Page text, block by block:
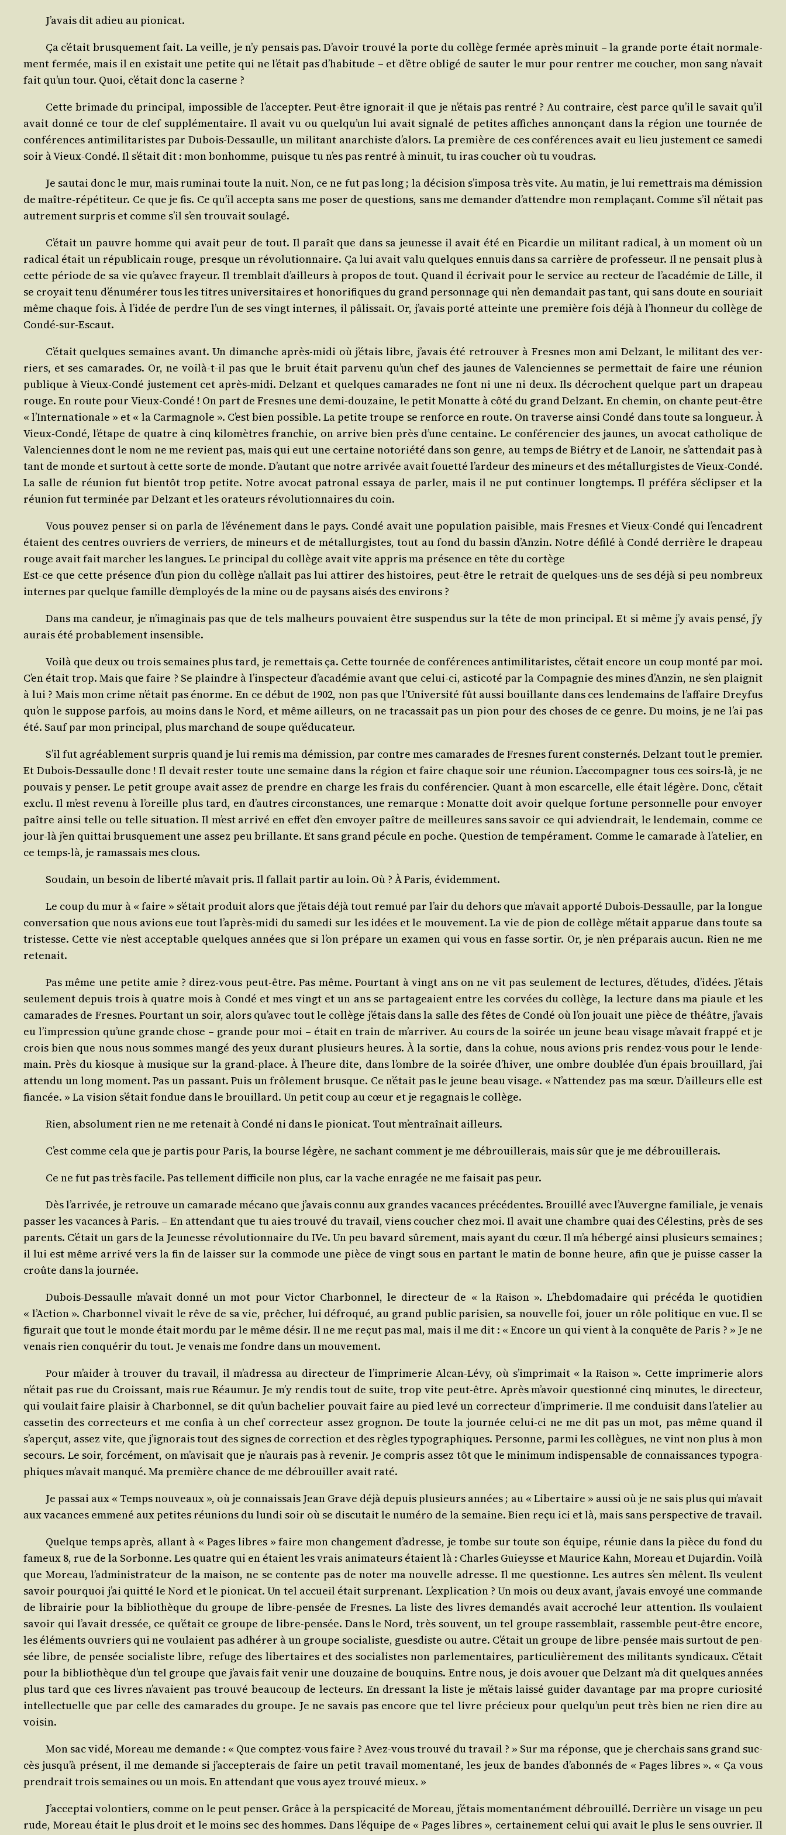
J’avais dit adieu au pionicat.
Ça c’était brus­que­ment fait. La veille, je n’y pen­sais pas. D’avoir trou­vé la porte du col­lège fer­mée après minuit – la grande porte était nor­ma­le­
ment fer­mée, mais il en exis­tait une petite qui ne l’était pas d’habitude – et d’être obli­gé de sau­ter le mur pour ren­trer me cou­cher, mon sang n’avait
fait qu’un tour. Quoi, c’était donc la caserne ?
Cette bri­made du prin­ci­pal, impos­sible de l’accepter. Peut-être igno­rait-il que je n’étais pas ren­tré ? Au contraire, c’est parce qu’il le savait qu’il
avait don­né ce tour de clef sup­plé­men­taire. Il avait vu ou quelqu’un lui avait signa­lé de petites affiches annon­çant dans la région une tour­née de
confé­rences anti­mi­li­ta­ristes par Dubois-Des­saulle, un mili­tant anar­chiste d’alors. La pre­mière de ces confé­rences avait eu lieu jus­te­ment ce same­di
soir à Vieux-Condé. Il s’était dit : mon bon­homme, puisque tu n’es pas ren­tré à minuit, tu iras cou­cher où tu voudras.
Je sau­tai donc le mur, mais rumi­nai toute la nuit. Non, ce ne fut pas long ; la déci­sion s’imposa très vite. Au matin, je lui remet­trais ma démis­sion
de maître-répé­ti­teur. Ce que je fis. Ce qu’il accep­ta sans me poser de ques­tions, sans me deman­der d’attendre mon rem­pla­çant. Comme s’il n’était pas
autre­ment sur­pris et comme s’il s’en trou­vait soulagé.
C’était un pauvre homme qui avait peur de tout. Il paraît que dans sa jeu­nesse il avait été en Picar­die un mili­tant radi­cal, à un moment où un
radi­cal était un répu­bli­cain rouge, presque un révo­lu­tion­naire. Ça lui avait valu quelques ennuis dans sa car­rière de pro­fes­seur. Il ne pen­sait plus à
cette période de sa vie qu’avec frayeur. Il trem­blait d’ailleurs à pro­pos de tout. Quand il écri­vait pour le ser­vice au rec­teur de l’académie de Lille, il
se croyait tenu d’énumérer tous les titres uni­ver­si­taires et hono­ri­fiques du grand per­son­nage qui n’en deman­dait pas tant, qui sans doute en sou­riait
même chaque fois. À l’idée de perdre l’un de ses vingt internes, il pâlis­sait. Or, j’avais por­té atteinte une pre­mière fois déjà à l’honneur du col­lège de
Condé-sur-Escaut.
C’était quelques semaines avant. Un dimanche après-midi où j’étais libre, j’avais été retrou­ver à Fresnes mon ami Del­zant, le mili­tant des ver­
riers, et ses cama­rades. Or, ne voi­là-t-il pas que le bruit était par­ve­nu qu’un chef des jaunes de Valen­ciennes se per­met­tait de faire une réunion
publique à Vieux-Condé jus­te­ment cet après-midi. Del­zant et quelques cama­rades ne font ni une ni deux. Ils décrochent quelque part un dra­peau
rouge. En route pour Vieux-Condé ! On part de Fresnes une demi-dou­zaine, le petit Monatte à côté du grand Del­zant. En che­min, on chante peut-être
« l’Internationale » et « la Car­ma­gnole ». C’est bien pos­sible. La petite troupe se ren­force en route. On tra­verse ain­si Condé dans toute sa lon­gueur. À
Vieux-Condé, l’étape de quatre à cinq kilo­mètres fran­chie, on arrive bien près d’une cen­taine. Le confé­ren­cier des jaunes, un avo­cat catho­lique de
Valen­ciennes dont le nom ne me revient pas, mais qui eut une cer­taine noto­rié­té dans son genre, au temps de Bié­try et de Lanoir, ne s’attendait pas à
tant de monde et sur­tout à cette sorte de monde. D’autant que notre arri­vée avait fouet­té l’ardeur des mineurs et des métal­lur­gistes de Vieux-Condé.
La salle de réunion fut bien­tôt trop petite. Notre avo­cat patro­nal essaya de par­ler, mais il ne put conti­nuer long­temps. Il pré­fé­ra s’éclipser et la
réunion fut ter­mi­née par Del­zant et les ora­teurs révo­lu­tion­naires du coin.
Vous pou­vez pen­ser si on par­la de l’événement dans le pays. Condé avait une popu­la­tion pai­sible, mais Fresnes et Vieux-Condé qui l’encadrent
étaient des centres ouvriers de ver­riers, de mineurs et de métal­lur­gistes, tout au fond du bas­sin d’Anzin. Notre défi­lé à Condé der­rière le dra­peau
rouge avait fait mar­cher les langues. Le prin­ci­pal du col­lège avait vite appris ma pré­sence en tête du cortège
Est-ce que cette pré­sence d’un pion du col­lège n’allait pas lui atti­rer des his­toires, peut-être le retrait de quelques-uns de ses déjà si peu nom­breux
internes par quelque famille d’employés de la mine ou de pay­sans aisés des environs ?
Dans ma can­deur, je n’imaginais pas que de tels mal­heurs pou­vaient être sus­pen­dus sur la tête de mon prin­ci­pal. Et si même j’y avais pen­sé, j’y
aurais été pro­ba­ble­ment insensible.
Voi­là que deux ou trois semaines plus tard, je remet­tais ça. Cette tour­née de confé­rences anti­mi­li­ta­ristes, c’était encore un coup mon­té par moi.
C’en était trop. Mais que faire ? Se plaindre à l’inspecteur d’académie avant que celui-ci, asti­co­té par la Com­pa­gnie des mines d’Anzin, ne s’en plai­gnit
à lui ? Mais mon crime n’était pas énorme. En ce début de 1902, non pas que l’Université fût aus­si bouillante dans ces len­de­mains de l’affaire Drey­fus
qu’on le sup­pose par­fois, au moins dans le Nord, et même ailleurs, on ne tra­cas­sait pas un pion pour des choses de ce genre. Du moins, je ne l’ai pas
été. Sauf par mon prin­ci­pal, plus mar­chand de soupe qu’éducateur.
S’il fut agréa­ble­ment sur­pris quand je lui remis ma démis­sion, par contre mes cama­rades de Fresnes furent conster­nés. Del­zant tout le pre­mier.
Et Dubois-Des­saulle donc ! Il devait res­ter toute une semaine dans la région et faire chaque soir une réunion. L’accompagner tous ces soirs-là, je ne
pou­vais y pen­ser. Le petit groupe avait assez de prendre en charge les frais du confé­ren­cier. Quant à mon escar­celle, elle était légère. Donc, c’était
exclu. Il m’est reve­nu à l’oreille plus tard, en d’autres cir­cons­tances, une remarque : Monatte doit avoir quelque for­tune per­son­nelle pour envoyer
paître ain­si telle ou telle situa­tion. Il m’est arri­vé en effet d’en envoyer paître de meilleures sans savoir ce qui advien­drait, le len­de­main, comme ce
jour-là j’en quit­tai brus­que­ment une assez peu brillante. Et sans grand pécule en poche. Ques­tion de tem­pé­ra­ment. Comme le cama­rade à l’atelier, en
ce temps-là, je ramas­sais mes clous.
Sou­dain, un besoin de liber­té m’avait pris. Il fal­lait par­tir au loin. Où ? À Paris, évidemment.
Le coup du mur à « faire » s’était pro­duit alors que j’étais déjà tout remué par l’air du dehors que m’avait appor­té Dubois-Des­saulle, par la longue
conver­sa­tion que nous avions eue tout l’après-midi du same­di sur les idées et le mou­ve­ment. La vie de pion de col­lège m’était appa­rue dans toute sa
tris­tesse. Cette vie n’est accep­table quelques années que si l’on pré­pare un exa­men qui vous en fasse sor­tir. Or, je n’en pré­pa­rais aucun. Rien ne me
retenait.
Pas même une petite amie ? direz-vous peut-être. Pas même. Pour­tant à vingt ans on ne vit pas seule­ment de lec­tures, d’études, d’idées. J’étais
seule­ment depuis trois à quatre mois à Condé et mes vingt et un ans se par­ta­geaient entre les cor­vées du col­lège, la lec­ture dans ma piaule et les
cama­rades de Fresnes. Pour­tant un soir, alors qu’avec tout le col­lège j’étais dans la salle des fêtes de Condé où l’on jouait une pièce de théâtre, j’avais
eu l’impression qu’une grande chose – grande pour moi – était en train de m’arriver. Au cours de la soi­rée un jeune beau visage m’avait frap­pé et je
crois bien que nous nous sommes man­gé des yeux durant plu­sieurs heures. À la sor­tie, dans la cohue, nous avions pris ren­dez-vous pour le len­de­
main. Près du kiosque à musique sur la grand-place. À l’heure dite, dans l’ombre de la soi­rée d’hiver, une ombre dou­blée d’un épais brouillard, j’ai
atten­du un long moment. Pas un pas­sant. Puis un frô­le­ment brusque. Ce n’était pas le jeune beau visage. « N’attendez pas ma sœur. D’ailleurs elle est
fian­cée. » La vision s’était fon­due dans le brouillard. Un petit coup au cœur et je rega­gnais le collège.
Rien, abso­lu­ment rien ne me rete­nait à Condé ni dans le pio­ni­cat. Tout m’entraînait ailleurs.
C’est comme cela que je par­tis pour Paris, la bourse légère, ne sachant com­ment je me débrouille­rais, mais sûr que je me débrouillerais.
Ce ne fut pas très facile. Pas tel­le­ment dif­fi­cile non plus, car la vache enra­gée ne me fai­sait pas peur.
Dès l’arrivée, je retrouve un cama­rade méca­no que j’avais connu aux grandes vacances pré­cé­dentes. Brouillé avec l’Auvergne fami­liale, je venais
pas­ser les vacances à Paris. – En atten­dant que tu aies trou­vé du tra­vail, viens cou­cher chez moi. Il avait une chambre quai des Céles­tins, près de ses
parents. C’était un gars de la Jeu­nesse révo­lu­tion­naire du IVe. Un peu bavard sûre­ment, mais ayant du cœur. Il m’a héber­gé ain­si plu­sieurs semaines ;
il lui est même arri­vé vers la fin de lais­ser sur la com­mode une pièce de vingt sous en par­tant le matin de bonne heure, afin que je puisse cas­ser la
croûte dans la journée.
Dubois-Des­saulle m’avait don­né un mot pour Vic­tor Char­bon­nel, le direc­teur de « la Rai­son ». L’hebdomadaire qui pré­cé­da le quo­ti­dien
« l’Action ». Char­bon­nel vivait le rêve de sa vie, prê­cher, lui défro­qué, au grand public pari­sien, sa nou­velle foi, jouer un rôle poli­tique en vue. Il se
figu­rait que tout le monde était mor­du par le même désir. Il ne me reçut pas mal, mais il me dit : « Encore un qui vient à la conquête de Paris ? » Je ne
venais rien conqué­rir du tout. Je venais me fondre dans un mouvement.
Pour m’aider à trou­ver du tra­vail, il m’adressa au direc­teur de l’imprimerie Alcan-Lévy, où s’imprimait « la Rai­son ». Cette impri­me­rie alors
n’était pas rue du Crois­sant, mais rue Réau­mur. Je m’y ren­dis tout de suite, trop vite peut-être. Après m’avoir ques­tion­né cinq minutes, le direc­teur,
qui vou­lait faire plai­sir à Char­bon­nel, se dit qu’un bache­lier pou­vait faire au pied levé un cor­rec­teur d’imprimerie. Il me condui­sit dans l’atelier au
cas­se­tin des cor­rec­teurs et me confia à un chef cor­rec­teur assez gro­gnon. De toute la jour­née celui-ci ne me dit pas un mot, pas même quand il
s’aperçut, assez vite, que j’ignorais tout des signes de cor­rec­tion et des règles typo­gra­phiques. Per­sonne, par­mi les col­lègues, ne vint non plus à mon
secours. Le soir, for­cé­ment, on m’avisait que je n’aurais pas à reve­nir. Je com­pris assez tôt que le mini­mum indis­pen­sable de connais­sances typo­gra­
phiques m’avait man­qué. Ma pre­mière chance de me débrouiller avait raté.
Je pas­sai aux « Temps nou­veaux », où je connais­sais Jean Grave déjà depuis plu­sieurs années ; au « Liber­taire » aus­si où je ne sais plus qui m’avait
aux vacances emme­né aux petites réunions du lun­di soir où se dis­cu­tait le numé­ro de la semaine. Bien reçu ici et là, mais sans pers­pec­tive de travail.
Quelque temps après, allant à « Pages libres » faire mon chan­ge­ment d’adresse, je tombe sur toute son équipe, réunie dans la pièce du fond du
fameux 8, rue de la Sor­bonne. Les quatre qui en étaient les vrais ani­ma­teurs étaient là : Charles Guieysse et Mau­rice Kahn, Moreau et Dujar­din. Voi­là
que Moreau, l’administrateur de la mai­son, ne se contente pas de noter ma nou­velle adresse. Il me ques­tionne. Les autres s’en mêlent. Ils veulent
savoir pour­quoi j’ai quit­té le Nord et le pio­ni­cat. Un tel accueil était sur­pre­nant. L’explication ? Un mois ou deux avant, j’avais envoyé une com­mande
de librai­rie pour la biblio­thèque du groupe de libre-pen­sée de Fresnes. La liste des livres deman­dés avait accro­ché leur atten­tion. Ils vou­laient
savoir qui l’avait dres­sée, ce qu’était ce groupe de libre-pen­sée. Dans le Nord, très sou­vent, un tel groupe ras­sem­blait, ras­semble peut-être encore,
les élé­ments ouvriers qui ne vou­laient pas adhé­rer à un groupe socia­liste, gues­diste ou autre. C’était un groupe de libre-pen­sée mais sur­tout de pen­
sée libre, de pen­sée socia­liste libre, refuge des liber­taires et des socia­listes non par­le­men­taires, par­ti­cu­liè­re­ment des mili­tants syn­di­caux. C’était
pour la biblio­thèque d’un tel groupe que j’avais fait venir une dou­zaine de bou­quins. Entre nous, je dois avouer que Del­zant m’a dit quelques années
plus tard que ces livres n’avaient pas trou­vé beau­coup de lec­teurs. En dres­sant la liste je m’étais lais­sé gui­der davan­tage par ma propre curio­si­té
intel­lec­tuelle que par celle des cama­rades du groupe. Je ne savais pas encore que tel livre pré­cieux pour quelqu’un peut très bien ne rien dire au
voisin.
Mon sac vidé, Moreau me demande : « Que comp­tez-vous faire ? Avez-vous trou­vé du tra­vail ? » Sur ma réponse, que je cher­chais sans grand suc­
cès jusqu’à pré­sent, il me demande si j’accepterais de faire un petit tra­vail momen­ta­né, les jeux de bandes d’abonnés de « Pages libres ». « Ça vous
pren­drait trois semaines ou un mois. En atten­dant que vous ayez trou­vé mieux. »
J’acceptai volon­tiers, comme on le peut pen­ser. Grâce à la pers­pi­ca­ci­té de Moreau, j’étais momen­ta­né­ment débrouillé. Der­rière un visage un peu
rude, Moreau était le plus droit et le moins sec des hommes. Dans l’équipe de « Pages libres », cer­tai­ne­ment celui qui avait le plus le sens ouvrier. Il